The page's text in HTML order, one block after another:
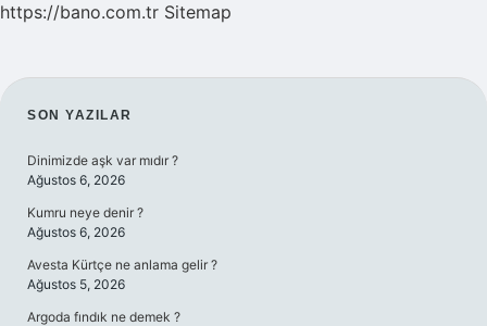
https://bano.com.tr Sitemap
SIDEBAR
SON YAZILAR
Dinimizde aşk var mıdır ?
Ağustos 6, 2026
Kumru neye denir ?
Ağustos 6, 2026
Avesta Kürtçe ne anlama gelir ?
Ağustos 5, 2026
Argoda fındık ne demek ?